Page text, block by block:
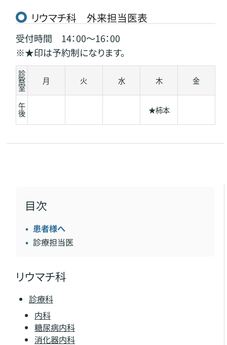
リウマチ科 外来担当医表
受付時間 14：00～16：00
※★印は予約制になります。
診
察
室
月 火 水 木 金
午
後 ★柿本
目次
患者様へ
診療担当医
リウマチ科
診療科
内科
糖尿病内科
消化器内科